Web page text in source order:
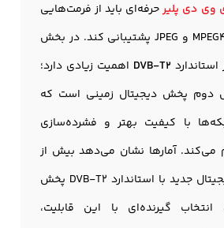
وی دی پلیرحرفه‌ای باید از فرمت‌هایی
مانند MPEG4، DivX، MP3 و JPEG پشتیبانی کند. در بخش
DVB-T2 اهمیت زیادی دارد؛
دوم پخش دیجیتال زمینی است که
با کیفیت بهتر و فشرده‌سازی
می‌کند. آمارها نشان می‌دهد بیش از
80٪ شبکه‌های دیجیتال جدید با استاندارد DVB-T2 پخش
انتخاب گیرنده‌ای با این قابلیت،